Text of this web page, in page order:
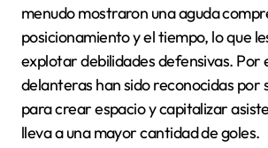
menudo mostraron una aguda
posicionamiento y el tiempo, lo que
explotar debilidades defensivas. Por
delanteras han sido reconocidas por
para crear espacio y capitalizar
lleva a una mayor cantidad de goles.